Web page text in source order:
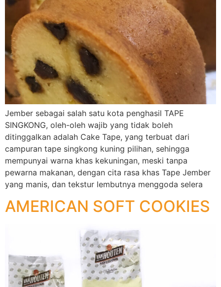
Jember sebagai salah satu kota penghasil TAPE
SINGKONG, oleh-oleh wajib yang tidak boleh
ditinggalkan adalah Cake Tape, yang terbuat dari
campuran tape singkong kuning pilihan, sehingga
mempunyai warna khas kekuningan, meski tanpa
pewarna makanan, dengan cita rasa khas Tape Jember
yang manis, dan tekstur lembutnya menggoda selera
AMERICAN SOFT COOKIES